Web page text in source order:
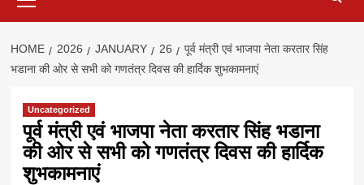
Menu
HOME 2026 JANUARY 26
पूर्व मंत्री एवं भाजपा नेता करतार सिंह
भडाना की ओर से सभी को गणतंत्र दिवस की हार्दिक शुभकामनाएं
Uncategorized
पूर्व मंत्री एवं भाजपा नेता करतार सिंह भडाना
की ओर से सभी को गणतंत्र दिवस की हार्दिक
शुभकामनाएं